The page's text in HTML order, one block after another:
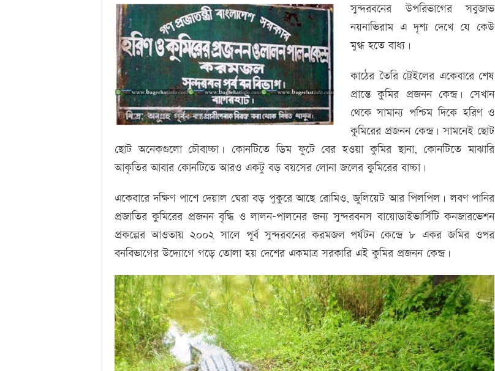
সুন্দরবনের উপরিভাগের সবুজাভ
নয়নাভিরাম এ দৃশ্য দেখে যে কেউ
মুগ্ধ হতে বাধ্য।
কাঠের তৈরি ট্রেইলের একেবারে শেষ
প্রান্তে কুমির প্রজনন কেন্দ্র। সেখান
থেকে সামান্য পশ্চিম দিকে হরিণ ও
কুমিরের প্রজনন কেন্দ্র। সামনেই ছোট
ছোট অনেকগুলো চৌবাচ্চা। কোনটিতে ডিম ফুটে বের হওয়া কুমির ছানা, কোনটিতে মাঝারি
আকৃতির আবার কোনটিতে আরও একটু বড় বয়সের লোনা জলের কুমিরের বাচ্চা।
একেবারে দক্ষিণ পাশে দেয়াল ঘেরা বড় পুকুরে আছে রোমিও, জুলিয়েট আর পিলপিল। লবণ পানির
প্রজাতির কুমিরের প্রজনন বৃদ্ধি ও লালন-পালনের জন্য সুন্দরবনস বায়োডাইভার্সিটি কনজারভেশন
প্রকল্পের আওতায় ২০০২ সালে পূর্ব সুন্দরবনের করমজল পর্যটন কেন্দ্রে ৮ একর জমির ওপর
বনবিভাগের উদ্যোগে গড়ে তোলা হয় দেশের একমাত্র সরকারি এই কুমির প্রজনন কেন্দ্র।